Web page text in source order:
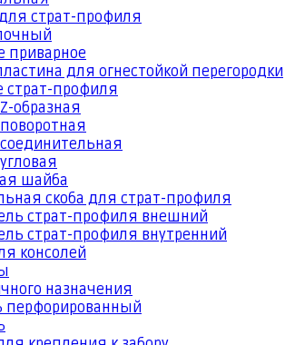
страт-профиля
приварное
для огнестойкой перегородки
страт-профиля
образная
шайба
скоба для страт-профиля
страт-профиля внешний
страт-профиля внутренний
консолей
назначения
перфорированный